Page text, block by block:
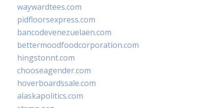
waywardtees.com
pidfloorsexpress.com
bancodevenezuelaen.com
bettermoodfoodcorporation.com
hingstonnt.com
chooseagender.com
hoverboardssale.com
alaskapolitics.com